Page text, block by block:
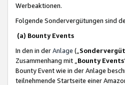
Werbeaktionen.
Folgende Sondervergütungen sind
(a) Bounty Events
In den in derAnlage („
Zusammenhang mit „ Bounty Events
Bounty Event wie in der Anlage
teilnehmende Startseite einer